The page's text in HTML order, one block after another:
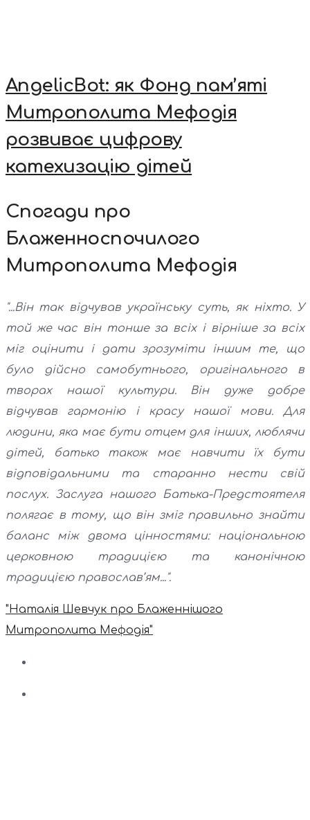
AngelicBot: як Фонд пам’яті
Митрополита Мефодія
розвиває цифрову
катехизацію дітей
Спогади про
Блаженноспочилого
Митрополита Мефодія
"...Він так відчував українську суть, як ніхто. У
той же час він тонше за всіх і вірніше за всіх
міг оцінити і дати зрозуміти іншим те, що
було дійсно самобутнього, оригінального в
творах нашої культури. Він дуже добре
відчував гармонію і красу нашої мови. Для
людини, яка має бути отцем для інших, люблячи
дітей, батько також має навчити їх бути
відповідальними та старанно нести свій
послух. Заслуга нашого Батька-Предстоятеля
полягає в тому, що він зміг правильно знайти
баланс між двома цінностями: національною
церковною традицією та канонічною
традицією православ’ям...".
"Наталія Шевчук про Блаженнішого
Митрополита Мефодія"